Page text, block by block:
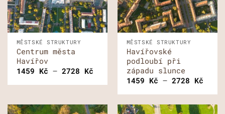
MĚSTSKÉ STRUKTURY
Centrum města
Havířov
1459 Kč – 2728 KčRozpětí
1459 Kč
MĚSTSKÉ STRUKTURY
Havířovské
podloubí při
západu slunce
1459 Kč – 2728 Kč
1459
2728